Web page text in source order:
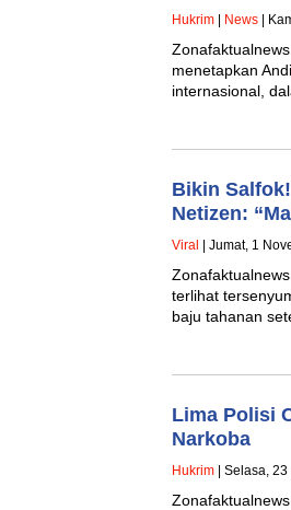
Hukrim News |
menetapkan
internasional,
Bikin
Netizen:
Viral | Jumat, 1
terlihat
baju tahanan
Lima Polisi
Narkoba
Hukrim | Selasa,